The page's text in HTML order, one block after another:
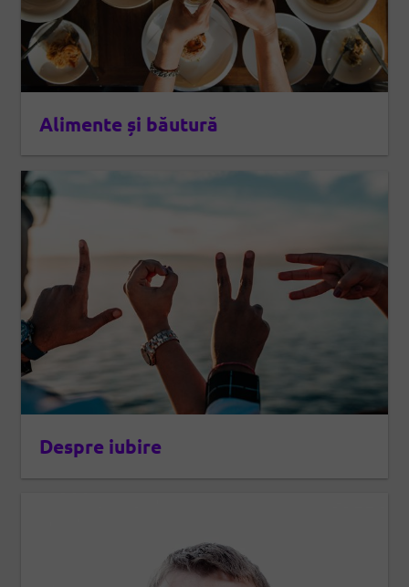
Alimente și băutură
Despre iubire